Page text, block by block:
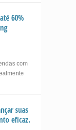
60%
com
suas
eficaz.